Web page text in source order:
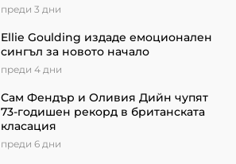
преди 3 дни
Ellie Goulding издаде емоционален
сингъл за новото начало
преди 4 дни
Сам Фендър и Оливия Дийн чупят
73-годишен рекорд в британската
класация
преди 6 дни